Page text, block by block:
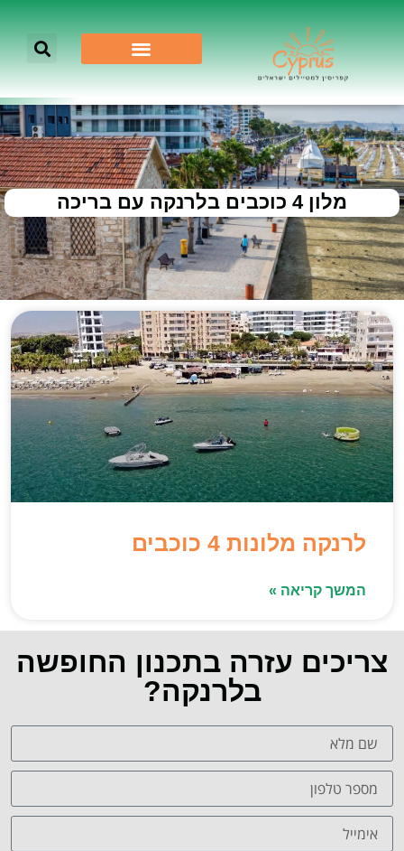
מלון 4 כוכבים בלרנקה עם בריכה
לרנקה מלונות 4 כוכבים
המשך קריאה »
צריכים עזרה בתכנון החופשה
בלרנקה?